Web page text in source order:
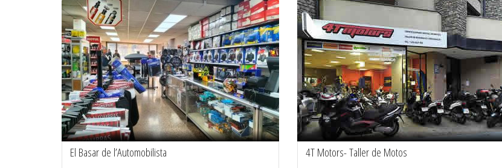
El Basar de l’Automobilista 4T Motors- Taller de Motos